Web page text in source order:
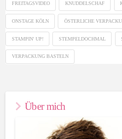
FREITAGSVIDEO KNUDDELSCHAF
ONSTAGE KÖLN ÖSTERLICHE
STAMPIN' UP! STEMPELDOCHMAL
VERPACKUNG BASTELN
Über mich